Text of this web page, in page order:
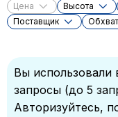
Цена Высота
Поставщик
Обхват
Вы использовали
запросы (до 5
Авторизуйтесь,